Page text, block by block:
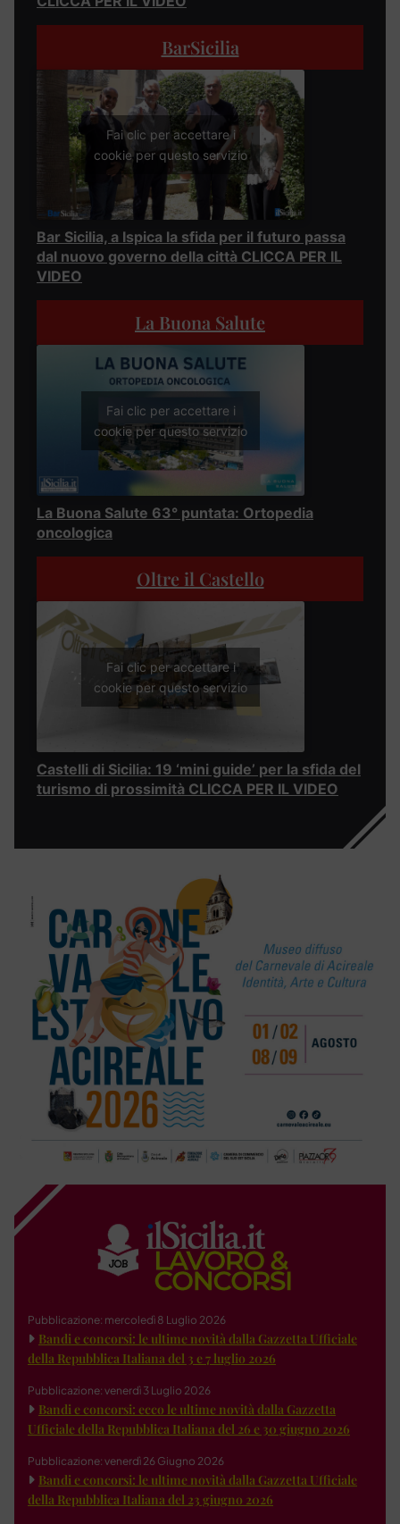
BarSicilia
Fai clic per accettare i
cookie per questo servizio
Bar Sicilia, a Ispica la sfida per il futuro passa
dal nuovo governo della città CLICCA PER IL
VIDEO
La Buona Salute
Fai clic per accettare i
cookie per questo servizio
La Buona Salute 63° puntata: Ortopedia
oncologica
Oltre il Castello
Fai clic per accettare i
cookie per questo servizio
Castelli di Sicilia: 19 ‘mini guide’ per la sfida del
turismo di prossimità CLICCA PER IL VIDEO
Pubblicazione: mercoledì 8 Luglio 2026
Bandi e concorsi: le ultime novità dalla Gazzetta Ufficiale
della Repubblica Italiana del 3 e 7 luglio 2026
Pubblicazione: venerdì 3 Luglio 2026
Bandi e concorsi: ecco le ultime novità dalla Gazzetta
Ufficiale della Repubblica Italiana del 26 e 30 giugno 2026
Pubblicazione: venerdì 26 Giugno 2026
Bandi e concorsi: le ultime novità dalla Gazzetta Ufficiale
della Repubblica Italiana del 23 giugno 2026